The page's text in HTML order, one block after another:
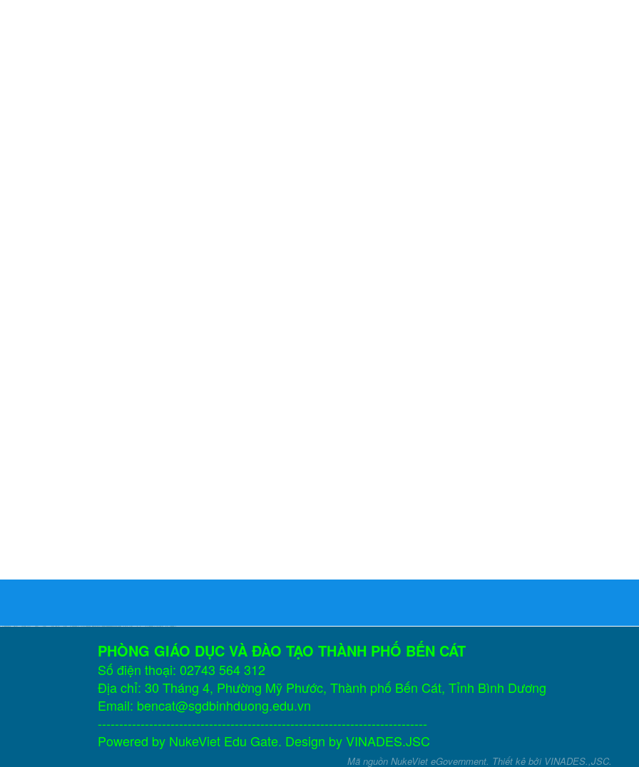
PHÒNG GIÁO DỤC VÀ ĐÀO TẠO THÀNH PHỐ BẾN CÁT
Số điện thoại: 02743 564 312
Địa chỉ: 30 Tháng 4, Phường Mỹ Phước, Thành phố Bến Cát, Tỉnh Bình Dương
Email: bencat@sgdbinhduong.edu.vn
-----------------------------------------------------------------------------
Powered by NukeViet Edu Gate. Design byVINADES.JSC
Mã nguồn NukeViet eGovernment. Thiết kê bởi VINADES.,JSC.